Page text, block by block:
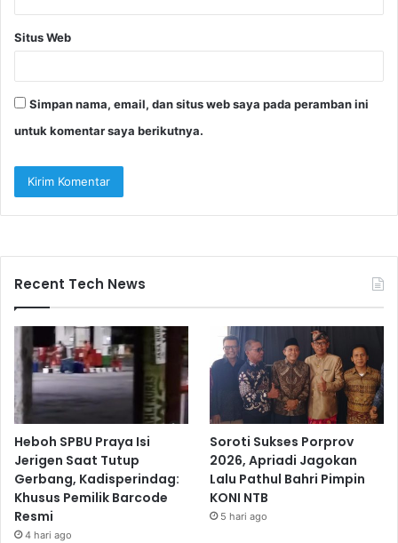
Situs Web
Simpan nama, email, dan situs web saya pada peramban ini
untuk komentar saya berikutnya.
Recent Tech News
Heboh SPBU Praya Isi
Jerigen Saat Tutup
Gerbang, Kadisperindag:
Khusus Pemilik Barcode
Resmi
4 hari ago
Soroti Sukses Porprov
2026, Apriadi Jagokan
Lalu Pathul Bahri Pimpin
KONI NTB
5 hari ago